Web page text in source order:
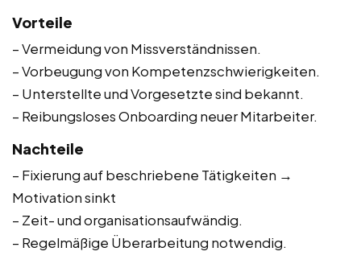
Vorteile
– Vermeidung von Missverständnissen.
– Vorbeugung von Kompetenzschwierigkeiten.
– Unterstellte und Vorgesetzte sind bekannt.
– Reibungsloses Onboarding neuer Mitarbeiter.
Nachteile
– Fixierung auf beschriebene Tätigkeiten →
Motivation sinkt
– Zeit- und organisationsaufwändig.
– Regelmäßige Überarbeitung notwendig.